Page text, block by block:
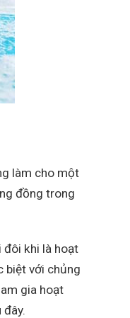
làm cho một
đồng trong
đôi khi là hoạt
biệt với chủng
gia hoạt